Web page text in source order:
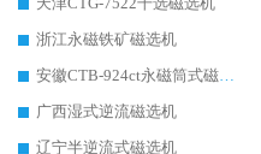
浙江永磁铁矿磁选机
安徽CTB-924ct永磁筒式磁选机
广西湿式逆流磁选机
辽宁半逆流式磁选机